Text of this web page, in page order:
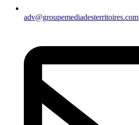
adv@groupemediadesterritoires.com